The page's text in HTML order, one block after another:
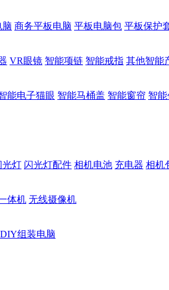
脑 商务平板电脑 平板电脑包 平板保护
VR眼镜 智能项链 智能戒指 其他智能
能电子猫眼 智能马桶盖 智能窗帘 智
光灯 闪光灯配件 相机电池 充电器 相机
体机 无线摄像机
DIY组装电脑